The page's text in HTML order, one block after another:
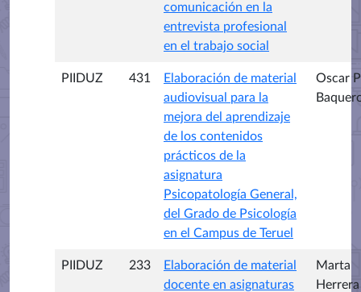
comunicación en la
entrevista profesional
en el trabajo social
PIIDUZ 431
Elaboración de material
audiovisual para la
mejora del aprendizaje
de los contenidos
prácticos de la
asignatura
Psicopatología General,
del Grado de Psicología
en el Campus de Teruel
Oscar
PIIDUZ 233
Elaboración de material
docente en asignaturas
Marta
Herrera